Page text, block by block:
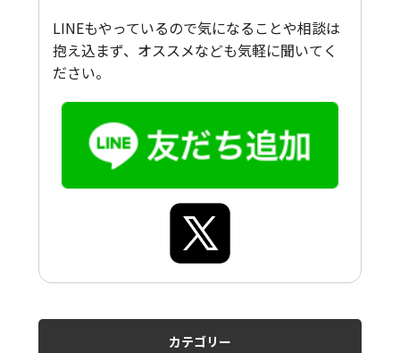
LINEもやっているので気になることや相談は
抱え込まず、オススメなども気軽に聞いてく
ださい。
カテゴリー